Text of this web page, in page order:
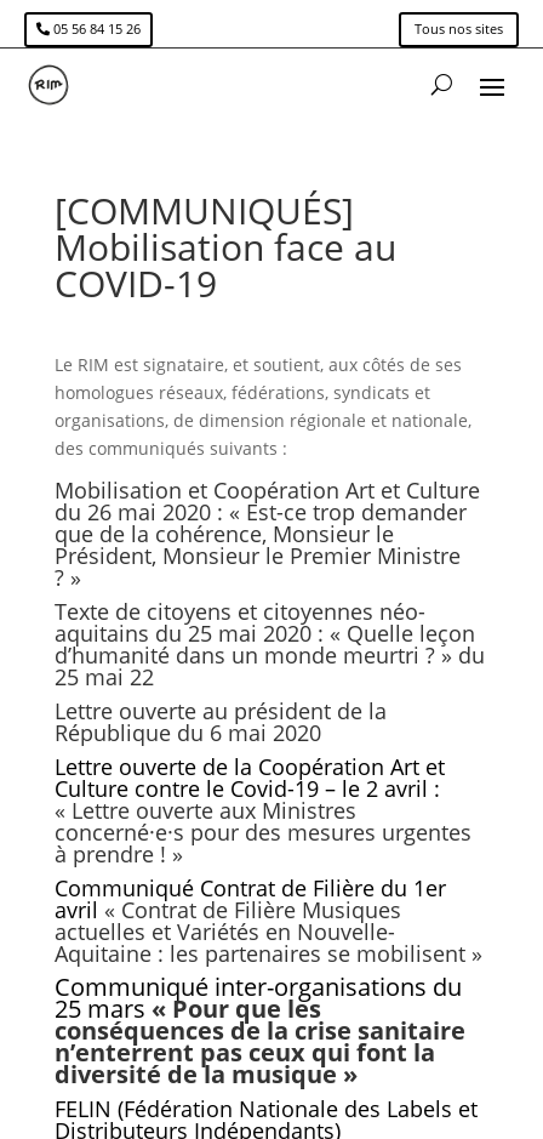
05 56 84 15 26 Tous nos sites
[COMMUNIQUÉS]
Mobilisation face au
COVID-19
Le RIM est signataire, et soutient, aux côtés de ses
homologues réseaux, fédérations, syndicats et
organisations, de dimension régionale et nationale,
des communiqués suivants :
Mobilisation et Coopération Art et Culture
du 26 mai 2020 : « Est-ce trop demander
que de la cohérence, Monsieur le
Président, Monsieur le Premier Ministre
? »
Texte de citoyens et citoyennes néo-
aquitains du 25 mai 2020 : « Quelle leçon
d’humanité dans un monde meurtri ? » du
25 mai 22
Lettre ouverte au président de la
République du 6 mai 2020
Lettre ouverte de la Coopération Art et
Culture contre le Covid-19 – le 2 avril :
« Lettre ouverte aux Ministres
concerné·e·s pour des mesures urgentes
à prendre ! »
Communiqué Contrat de Filière du 1er
avril « Contrat de Filière Musiques
actuelles et Variétés en Nouvelle-
Aquitaine : les partenaires se mobilisent »
Communiqué inter-organisations du
25 mars « Pour que les
conséquences de la crise sanitaire
n’enterrent pas ceux qui font la
diversité de la musique »
FELIN (Fédération Nationale des Labels et
Distributeurs Indépendants)